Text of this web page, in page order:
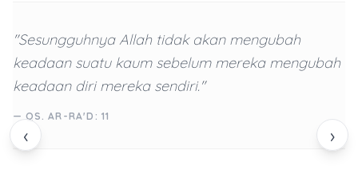
‹ ›
"Sesungguhnya Allah tidak akan mengubah
keadaan suatu kaum sebelum mereka mengubah
keadaan diri mereka sendiri."
— QS. AR-RA'D: 11